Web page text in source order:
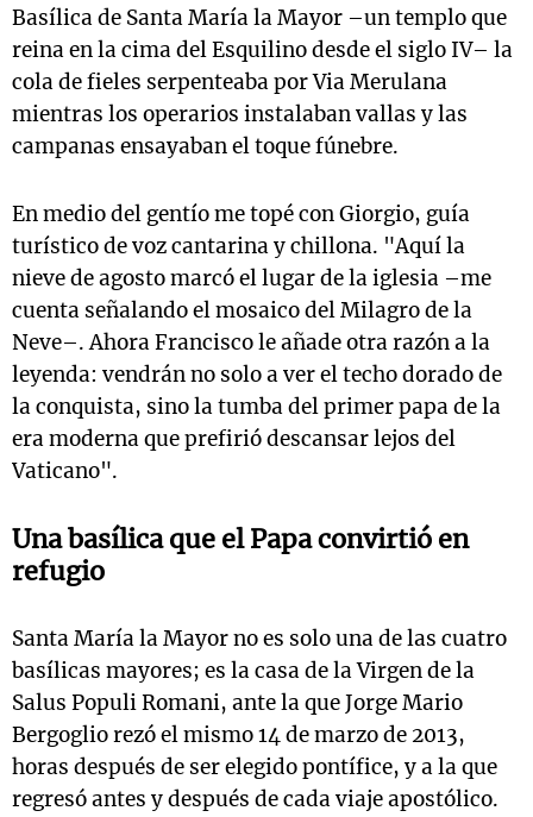
Basílica de Santa María la Mayor –un templo que
reina en la cima del Esquilino desde el siglo IV– la
cola de fieles serpenteaba por Via Merulana
mientras los operarios instalaban vallas y las
campanas ensayaban el toque fúnebre.
En medio del gentío me topé con Giorgio, guía
turístico de voz cantarina y chillona. "Aquí la
nieve de agosto marcó el lugar de la iglesia –me
cuenta señalando el mosaico del Milagro de la
Neve–. Ahora Francisco le añade otra razón a la
leyenda: vendrán no solo a ver el techo dorado de
la conquista, sino la tumba del primer papa de la
era moderna que prefirió descansar lejos del
Vaticano".
Una basílica que el Papa convirtió en
refugio
Santa María la Mayor no es solo una de las cuatro
basílicas mayores; es la casa de la Virgen de la
Salus Populi Romani, ante la que Jorge Mario
Bergoglio rezó el mismo 14 de marzo de 2013,
horas después de ser elegido pontífice, y a la que
regresó antes y después de cada viaje apostólico.